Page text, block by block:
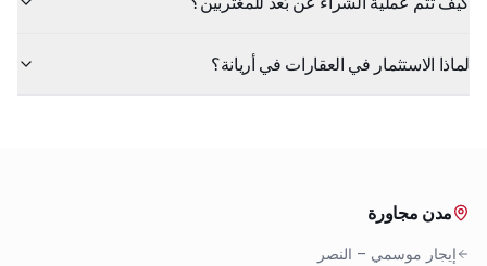
لماذا الاستثمار في العقارات في أريانة؟
مدن مجاورة
إيجار موسمي – النصر